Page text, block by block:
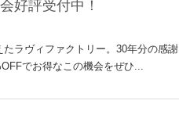
好評受付中！
ラヴィファクトリー。30年分の感謝
でお得なこの機会をぜひ...